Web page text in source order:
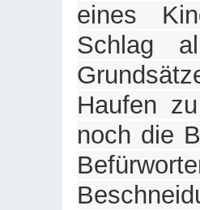
eines
Schlag
Haufen
noch die